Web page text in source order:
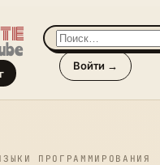
Войти →
ПРОГРАММИРОВАНИЯ